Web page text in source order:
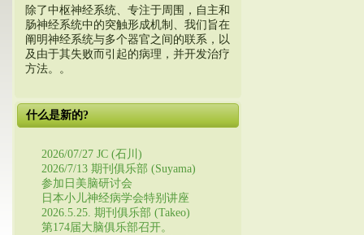
除了中枢神经系统、专注于周围，自主和
肠神经系统中的突触形成机制、我们旨在
阐明神经系统与多个器官之间的联系，以
及由于其失败而引起的病理，并开发治疗
方法。。
什么是新的?
2026/07/27 JC (石川)
2026/7/13 期刊俱乐部 (Suyama)
参加日美脑研讨会
日本小儿神经病学会特别讲座
2026.5.25. 期刊俱乐部 (Takeo)
第174届大脑俱乐部召开。